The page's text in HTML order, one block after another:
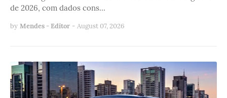
de 2026, com dados cons…
by Mendes - Editor - August 07, 2026